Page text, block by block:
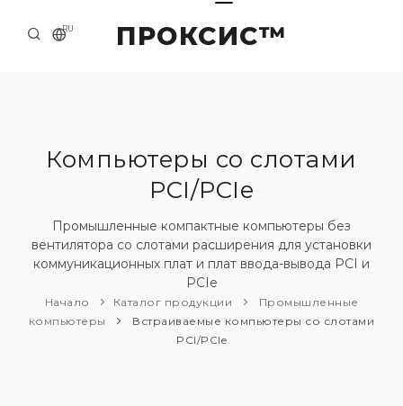
ПРОКСИС™
RU
О КОМПАНИИ
ПРИМЕРЫ И РЕШЕНИЯ
КАТАЛОГ ПРОДУКЦИИ
ПРЕСС-ЦЕНТР
Компьютеры со слотами
PCI/PCIe
Промышленные компактные компьютеры без
вентилятора со слотами расширения для установки
коммуникационных плат и плат ввода-вывода PCI и
PCIe
Начало Каталог продукции
Промышленные
компьютеры
Встраиваемые компьютеры со слотами
PCI/PCIe